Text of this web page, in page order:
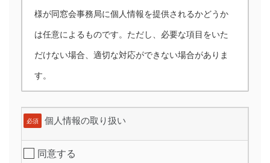
様が同窓会事務局に個人情報を提供されるかどうか
は任意によるものです。ただし、必要な項目をいた
だけない場合、適切な対応ができない場合がありま
す。
必須 個人情報の取り扱い
同意する